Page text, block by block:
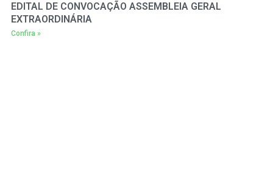
EDITAL DE CONVOCAÇÃO ASSEMBLEIA GERAL
EXTRAORDINÁRIA
Confira »